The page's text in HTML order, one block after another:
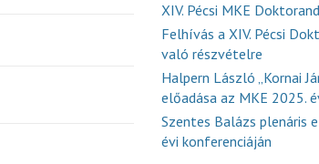
XIV. Pécsi MKE
Felhívás a XIV. Pécsi
való részvételre
Halpern László „Kornai
előadása az MKE 2025.
Szentes Balázs plenáris
évi konferenciáján